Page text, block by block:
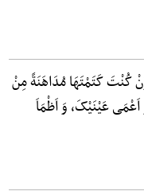
کُنْتَ کَتَمْتَهَا مُدَاهَنَةً مِنْ
عَیْنَیْکَ، وَ اَظْمَاَ